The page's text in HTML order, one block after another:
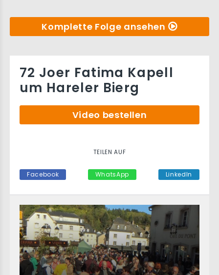
Komplette Folge ansehen
72 Joer Fatima Kapell
um Hareler Bierg
Video bestellen
TEILEN AUF
Facebook WhatsApp LinkedIn